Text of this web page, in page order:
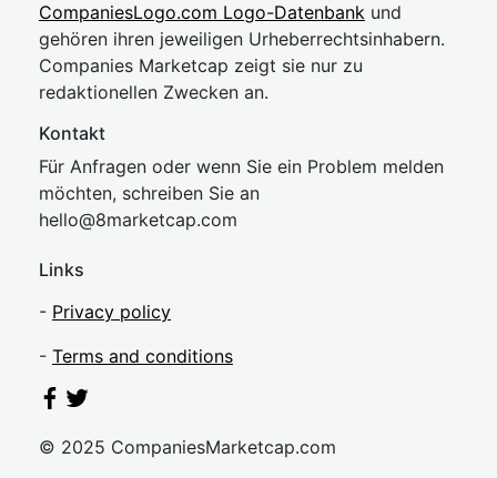
CompaniesLogo.com Logo-Datenbank und
gehören ihren jeweiligen Urheberrechtsinhabern.
Companies Marketcap zeigt sie nur zu
redaktionellen Zwecken an.
Kontakt
Für Anfragen oder wenn Sie ein Problem melden
möchten, schreiben Sie an
hello@8marketcap.com
Links
- Privacy policy
- Terms and conditions
© 2025 CompaniesMarketcap.com